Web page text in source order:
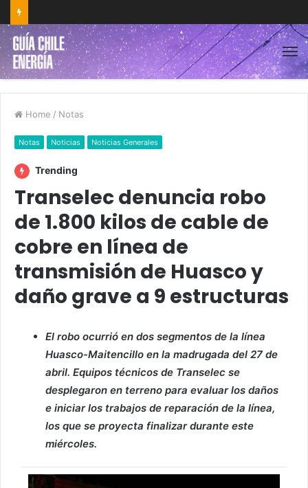
Home / Notas
Notas Noticias Noticias Generales
Trending
Transelec denuncia robo
de 1.800 kilos de cable de
cobre en línea de
transmisión de Huasco y
daño grave a 9 estructuras
El robo ocurrió en dos segmentos de la línea
Huasco-Maitencillo en la madrugada del 27 de
abril. Equipos técnicos de Transelec se
desplegaron en terreno para evaluar los daños
e iniciar los trabajos de reparación de la línea,
los que se proyecta finalizar durante este
miércoles.